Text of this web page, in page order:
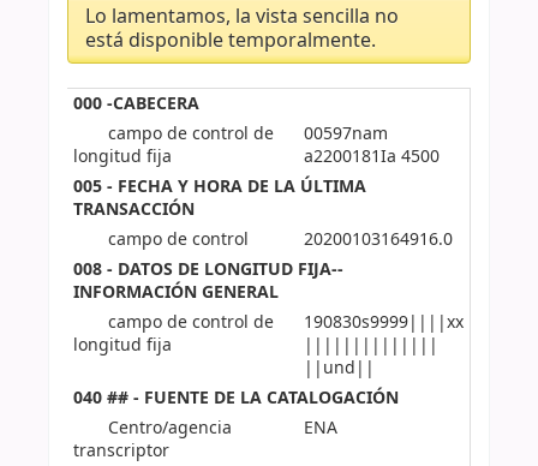
Lo lamentamos, la vista sencilla no
está disponible temporalmente.
000 -CABECERA
campo de control de
longitud fija
00597nam
a2200181Ia 4500
005 - FECHA Y HORA DE LA ÚLTIMA
TRANSACCIÓN
campo de control
20200103164916.0
008 - DATOS DE LONGITUD FIJA--
INFORMACIÓN GENERAL
campo de control de
longitud fija
190830s9999||||xx
||||||||||||||
||und||
040 ## - FUENTE DE LA CATALOGACIÓN
Centro/agencia
transcriptor
ENA